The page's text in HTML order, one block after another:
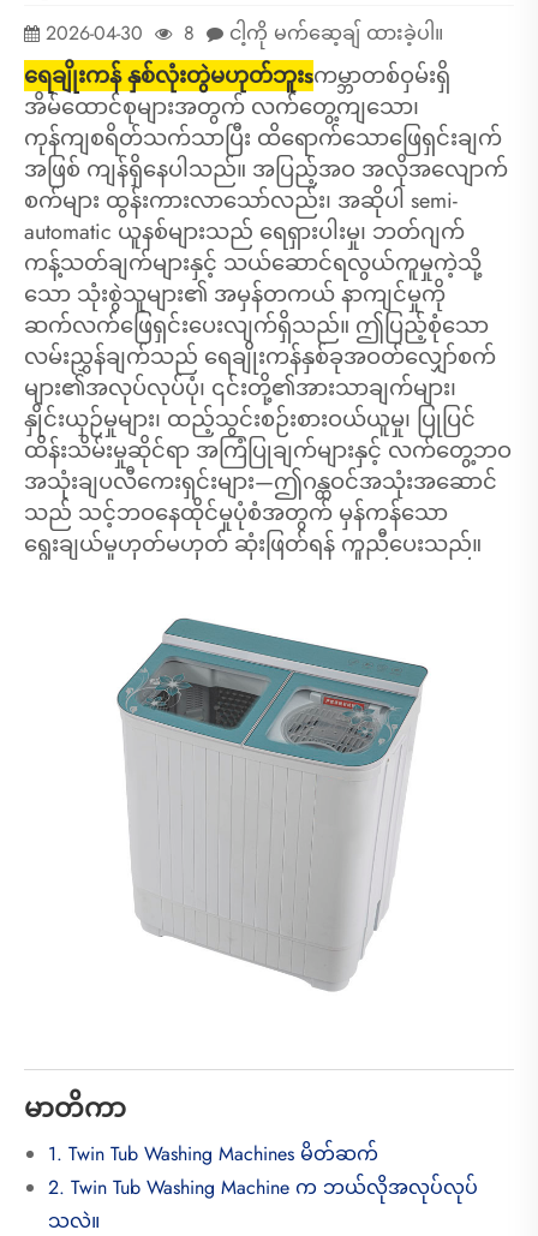
2026-04-30 8 ငါ့ကို မက်ဆေ့ချ် ထားခဲ့ပါ။
ရေချိုးကန် နှစ်လုံးတွဲမဟုတ်ဘူးsကမ္ဘာတစ်ဝှမ်းရှိ
အိမ်ထောင်စုများအတွက် လက်တွေ့ကျသော၊
ကုန်ကျစရိတ်သက်သာပြီး ထိရောက်သောဖြေရှင်းချက်
အဖြစ် ကျန်ရှိနေပါသည်။ အပြည့်အဝ အလိုအလျောက်
စက်များ ထွန်းကားလာသော်လည်း၊ အဆိုပါ semi-
automatic ယူနစ်များသည် ရေရှားပါးမှု၊ ဘတ်ဂျက်
ကန့်သတ်ချက်များနှင့် သယ်ဆောင်ရလွယ်ကူမှုကဲ့သို့
သော သုံးစွဲသူများ၏ အမှန်တကယ် နာကျင်မှုကို
ဆက်လက်ဖြေရှင်းပေးလျက်ရှိသည်။ ဤပြည့်စုံသော
လမ်းညွှန်ချက်သည် ရေချိုးကန်နှစ်ခုအဝတ်လျှော်စက်
များ၏အလုပ်လုပ်ပုံ၊ ၎င်းတို့၏အားသာချက်များ၊
နှိုင်းယှဉ်မှုများ၊ ထည့်သွင်းစဉ်းစားဝယ်ယူမှု၊ ပြုပြင်
ထိန်းသိမ်းမှုဆိုင်ရာ အကြံပြုချက်များနှင့် လက်တွေ့ဘဝ
အသုံးချပလီကေးရှင်းများ—ဤဂန္ထဝင်အသုံးအဆောင်
သည် သင့်ဘဝနေထိုင်မှုပုံစံအတွက် မှန်ကန်သော
ရွေးချယ်မှုဟုတ်မဟုတ် ဆုံးဖြတ်ရန် ကူညီပေးသည်။
မာတိကာ
1. Twin Tub Washing Machines မိတ်ဆက်
2. Twin Tub Washing Machine က ဘယ်လိုအလုပ်လုပ်
သလဲ။